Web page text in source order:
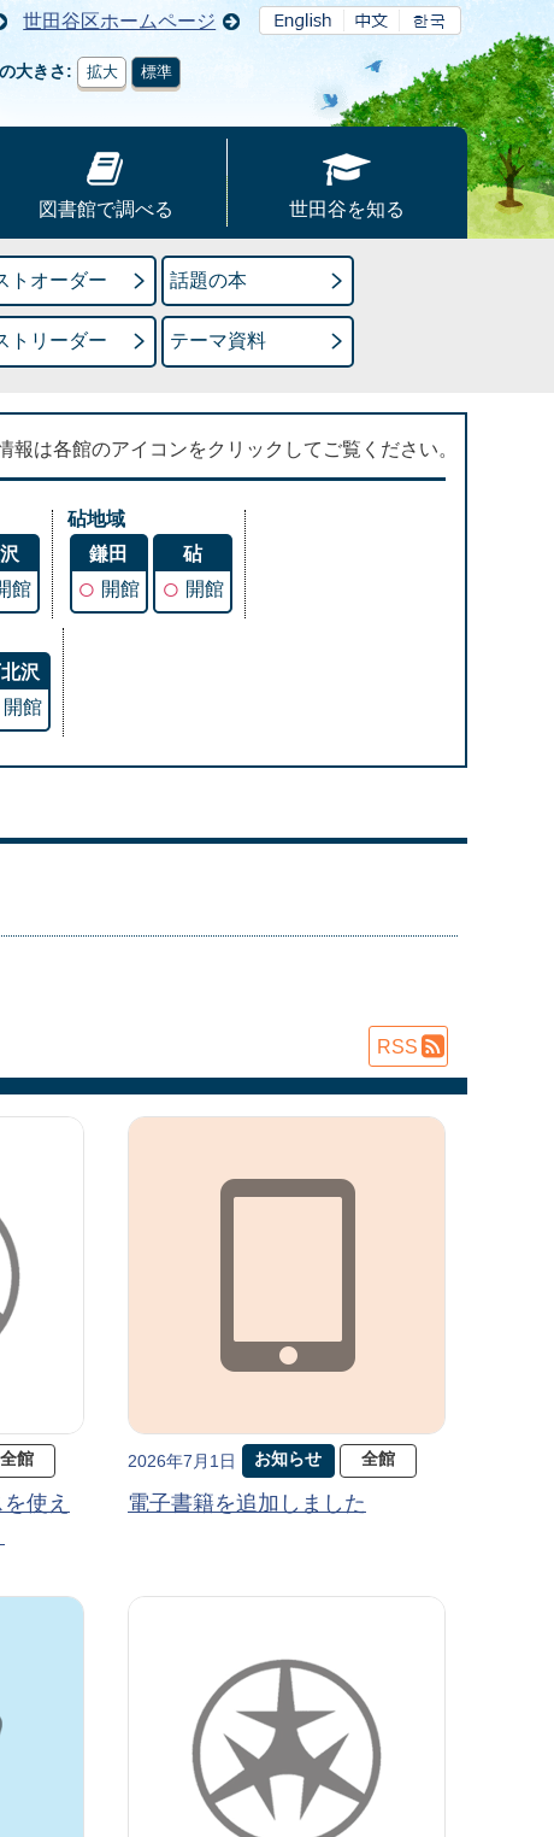
世田谷区ホームページ
大きさ 拡大 標準
図書館で調べる 世田谷を知る
トオーダー 話題の本
トリーダー テーマ資料
報は各館のアイコンをクリックしてご覧ください。
館
砧地域
鎌田
○ 開館
砧
○ 開館
沢
開館
全館
使え
2026年7月1日 お知らせ 全館
電子書籍を追加しました
RSS